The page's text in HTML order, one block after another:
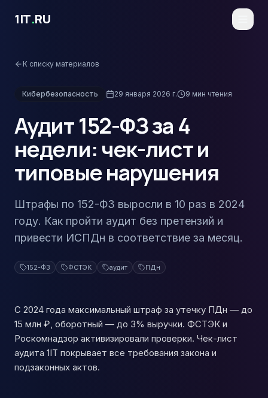
1IT.RU
К списку материалов
Кибербезопасность 29 января 2026 г. 9 мин чтения
Аудит 152-ФЗ за 4
недели: чек-лист и
типовые нарушения
Штрафы по 152-ФЗ выросли в 10 раз в 2024
году. Как пройти аудит без претензий и
привести ИСПДн в соответствие за месяц.
152-ФЗ ФСТЭК аудит ПДн
С 2024 года максимальный штраф за утечку ПДн — до
15 млн ₽, оборотный — до 3% выручки. ФСТЭК и
Роскомнадзор активизировали проверки. Чек-лист
аудита 1IT покрывает все требования закона и
подзаконных актов.